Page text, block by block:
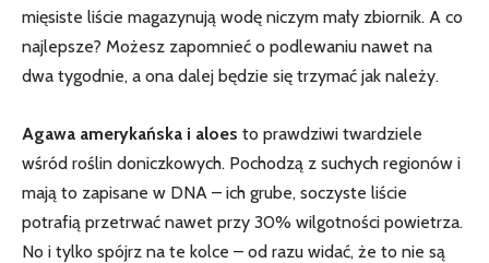
mięsiste liście ⁤magazynują wodę niczym mały zbiornik. A ‌co
najlepsze? Możesz zapomnieć o podlewaniu nawet na
dwa⁢ tygodnie, a ona dalej będzie się trzymać jak należy.
Agawa amerykańska i aloes to prawdziwi twardziele
wśród roślin doniczkowych. Pochodzą z⁣ suchych regionów i
mają to zapisane w DNA – ich grube,​ soczyste liście
potrafią przetrwać nawet przy 30% wilgotności powietrza.
No ⁤i‌ tylko spójrz na te kolce – od razu widać,⁢ że to⁣ nie są